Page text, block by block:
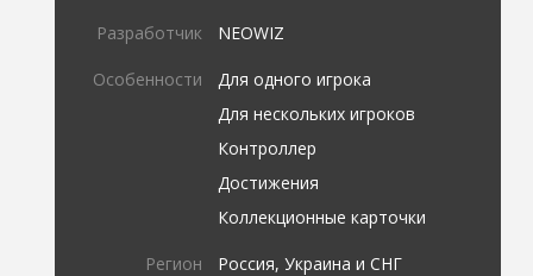
Разработчик NEOWIZ
Особенности
Для одного игрока
Для нескольких игроков
Контроллер
Достижения
Коллекционные карточки
Регион Россия, Украина и СНГ